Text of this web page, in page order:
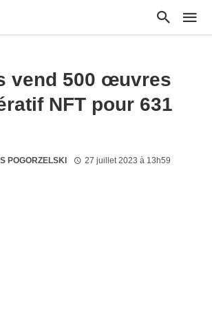
vend 500 œuvres
NFT pour 631
POGORZELSKI 27 juillet 2023 à 13h59